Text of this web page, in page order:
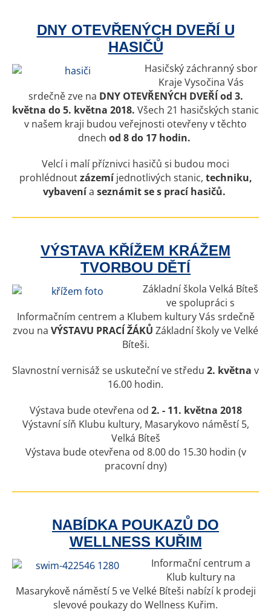
DNY OTEVŘENÝCH DVEŘÍ U
HASIČŮ
Hasičský záchranný sbor
Kraje Vysočina Vás
srdečně zve na DNY OTEVŘENÝCH DVEŘÍ od 3.
května do 5. května 2018. Všech 21 hasičských stanic
v našem kraji budou veřejnosti otevřeny v těchto
dnech od 8 do 17 hodin.
Velcí i malí příznivci hasičů si budou moci
prohlédnoutzázemíjednotlivých stanic, techniku,
vybavenía seznámit se s prací hasičů.
VÝSTAVA KŘÍŽEM KRÁŽEM
TVORBOU DĚTÍ
Základní škola Velká Bíteš
ve spolupráci s
Informačním centrem a Klubem kultury Vás srdečně
zvou na VÝSTAVU PRACÍ ŽÁKŮ Základní školy ve Velké
Bíteši.
Slavnostní vernisáž se uskuteční ve středu 2. května v
16.00 hodin.
Výstava bude otevřena od 2. - 11. května 2018
Výstavní síň Klubu kultury, Masarykovo náměstí 5,
Velká Bíteš
Výstava bude otevřena od 8.00 do 15.30 hodin (v
pracovní dny)
NABÍDKA POUKAZŮ DO
WELLNESS KUŘIM
Informační centrum a
Klub kultury na
Masarykově náměstí 5 ve Velké Bíteši nabízí k prodeji
slevové poukazy do Wellness Kuřim.